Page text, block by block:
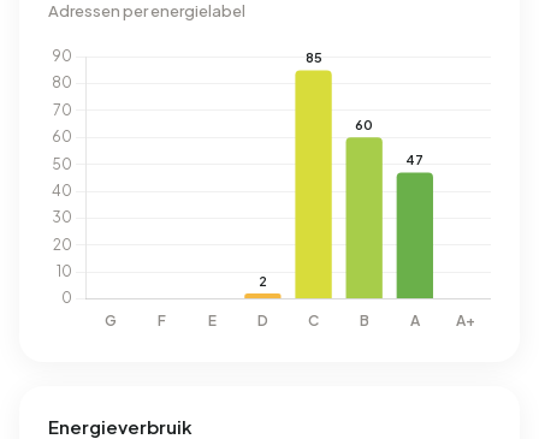
Adressen per energielabel
Energieverbruik